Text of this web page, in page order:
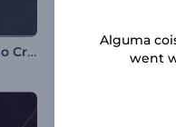
Animação de Logo Cromático
Alguma
went